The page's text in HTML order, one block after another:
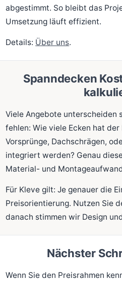
abgestimmt. So bleibt das
Umsetzung läuft effizient.
Details: Über uns.
Spanndecken
Viele Angebote unterscheiden
fehlen: Wie viele Ecken hat
Vorsprünge, Dachschrägen,
integriert werden? Genau
Material- und
Für Kleve gilt: Je genauer die
Preisorientierung. Nutzen Sie
danach stimmen wir Design
Nächster
Wenn Sie den Preisrahmen